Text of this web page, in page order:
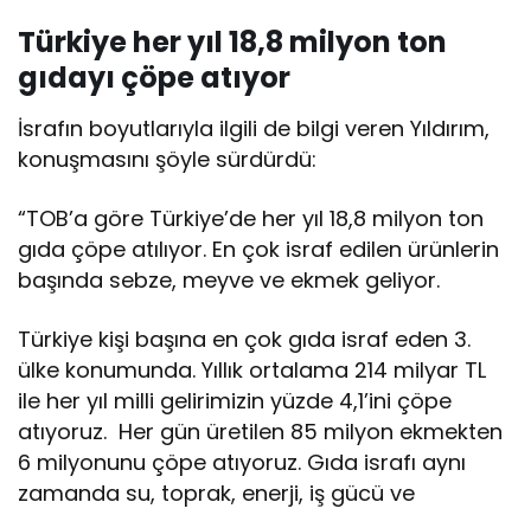
Türkiye her yıl 18,8 milyon ton
gıdayı çöpe atıyor
İsrafın boyutlarıyla ilgili de bilgi veren Yıldırım,
konuşmasını şöyle sürdürdü:
“TOB’a göre Türkiye’de her yıl 18,8 milyon ton
gıda çöpe atılıyor. En çok israf edilen ürünlerin
başında sebze, meyve ve ekmek geliyor.
Türkiye kişi başına en çok gıda israf eden 3.
ülke konumunda. Yıllık ortalama 214 milyar TL
ile her yıl milli gelirimizin yüzde 4,1’ini çöpe
atıyoruz. Her gün üretilen 85 milyon ekmekten
6 milyonunu çöpe atıyoruz. Gıda israfı aynı
zamanda su, toprak, enerji, iş gücü ve